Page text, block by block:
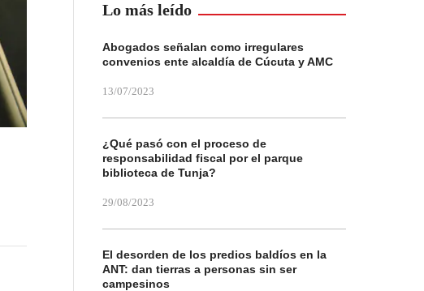
Lo más leído
Abogados señalan como irregulares
convenios ente alcaldía de Cúcuta y AMC
13/07/2023
¿Qué pasó con el proceso de
responsabilidad fiscal por el parque
biblioteca de Tunja?
29/08/2023
El desorden de los predios baldíos en la
ANT: dan tierras a personas sin ser
campesinos